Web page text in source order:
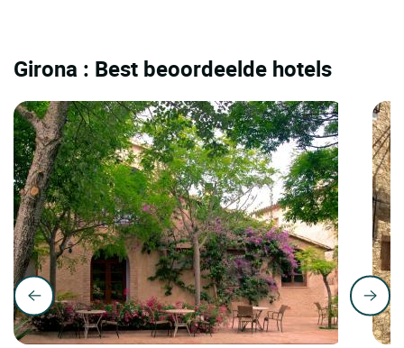
Girona : Best beoordeelde hotels